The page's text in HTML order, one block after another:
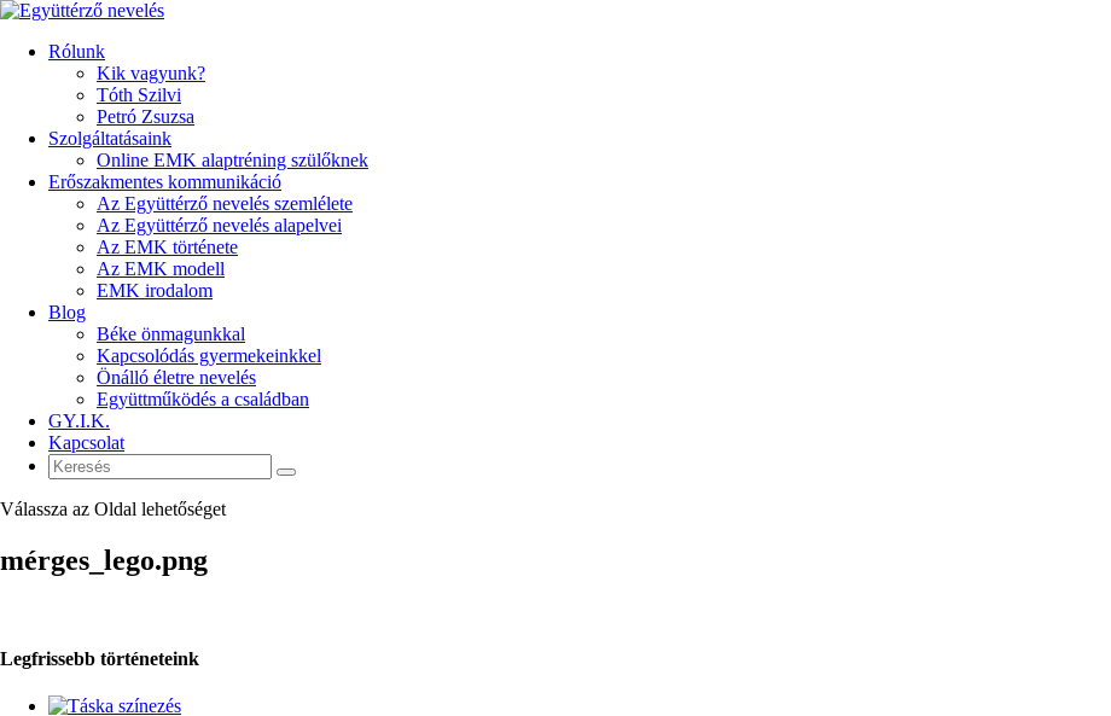
Rólunk
Kik vagyunk?
Tóth Szilvi
Petró Zsuzsa
Szolgáltatásaink
Online EMK alaptréning szülőknek
Erőszakmentes kommunikáció
Az Együttérző nevelés szemlélete
Az Együttérző nevelés alapelvei
Az EMK története
Az EMK modell
EMK irodalom
Blog
Béke önmagunkkal
Kapcsolódás gyermekeinkkel
Önálló életre nevelés
Együttműködés a családban
GY.I.K.
Kapcsolat
Válassza az Oldal lehetőséget
mérges_lego.png
Legfrissebb történeteink